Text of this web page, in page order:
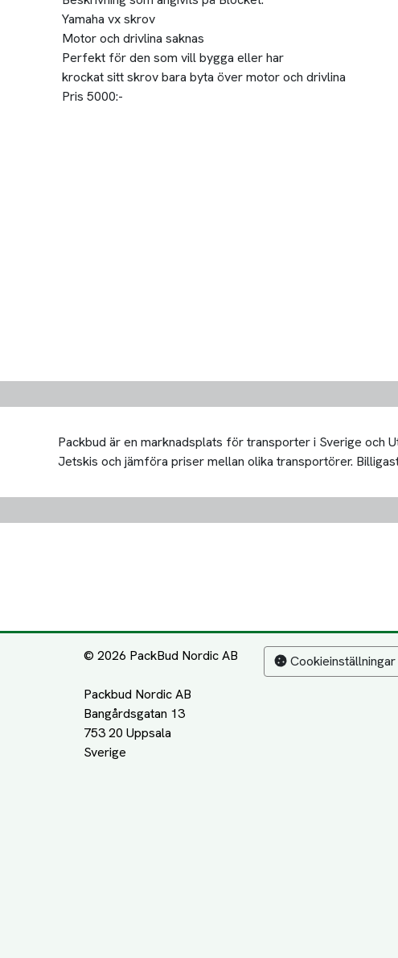
Yamaha vx skrov
Motor och drivlina saknas
Perfekt för den som vill bygga eller har
krockat sitt skrov bara byta över motor och drivlina
Pris 5000:-
Packbud är en marknadsplats för transporter i Sverige och
Jetskis och jämföra priser mellan olika transportörer.
© 2026 PackBud Nordic AB
Packbud Nordic AB
Bangårdsgatan 13
753 20 Uppsala
Cookieinställningar